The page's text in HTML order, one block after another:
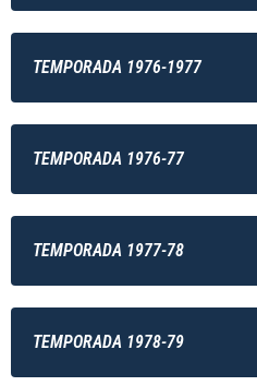
TEMPORADA 1976-1977
TEMPORADA 1976-77
TEMPORADA 1977-78
TEMPORADA 1978-79